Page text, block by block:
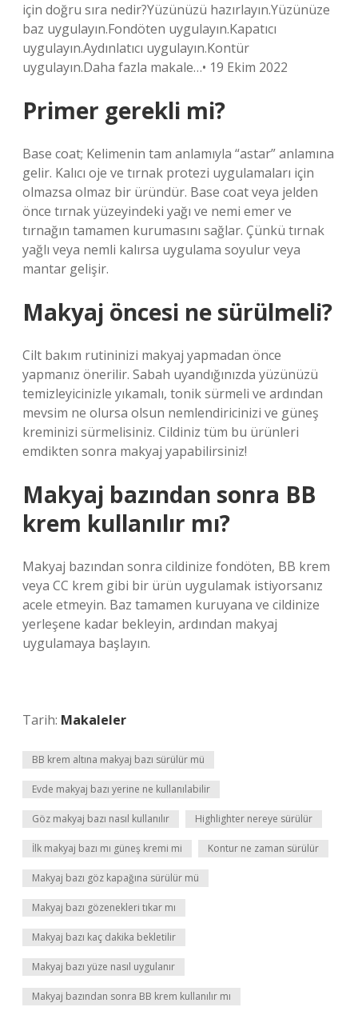
için doğru sıra nedir?Yüzünüzü hazırlayın.Yüzünüze
baz uygulayın.Fondöten uygulayın.Kapatıcı
uygulayın.Aydınlatıcı uygulayın.Kontür
uygulayın.Daha fazla makale…• 19 Ekim 2022
Primer gerekli mi?
Base coat; Kelimenin tam anlamıyla “astar” anlamına
gelir. Kalıcı oje ve tırnak protezi uygulamaları için
olmazsa olmaz bir üründür. Base coat veya jelden
önce tırnak yüzeyindeki yağı ve nemi emer ve
tırnağın tamamen kurumasını sağlar. Çünkü tırnak
yağlı veya nemli kalırsa uygulama soyulur veya
mantar gelişir.
Makyaj öncesi ne sürülmeli?
Cilt bakım rutininizi makyaj yapmadan önce
yapmanız önerilir. Sabah uyandığınızda yüzünüzü
temizleyicinizle yıkamalı, tonik sürmeli ve ardından
mevsim ne olursa olsun nemlendiricinizi ve güneş
kreminizi sürmelisiniz. Cildiniz tüm bu ürünleri
emdikten sonra makyaj yapabilirsiniz!
Makyaj bazından sonra BB
krem kullanılır mı?
Makyaj bazından sonra cildinize fondöten, BB krem ​​
veya CC krem ​​gibi bir ürün uygulamak istiyorsanız
acele etmeyin. Baz tamamen kuruyana ve cildinize
yerleşene kadar bekleyin, ardından makyaj
uygulamaya başlayın.
Tarih: Makaleler
BB krem altına makyaj bazı sürülür mü
Evde makyaj bazı yerine ne kullanılabilir
Göz makyaj bazı nasıl kullanılır Highlighter nereye sürülür
İlk makyaj bazı mı güneş kremi mi Kontur ne zaman sürülür
Makyaj bazı göz kapağına sürülür mü
Makyaj bazı gözenekleri tıkar mı
Makyaj bazı kaç dakika bekletilir
Makyaj bazı yüze nasıl uygulanır
Makyaj bazından sonra BB krem kullanılır mı